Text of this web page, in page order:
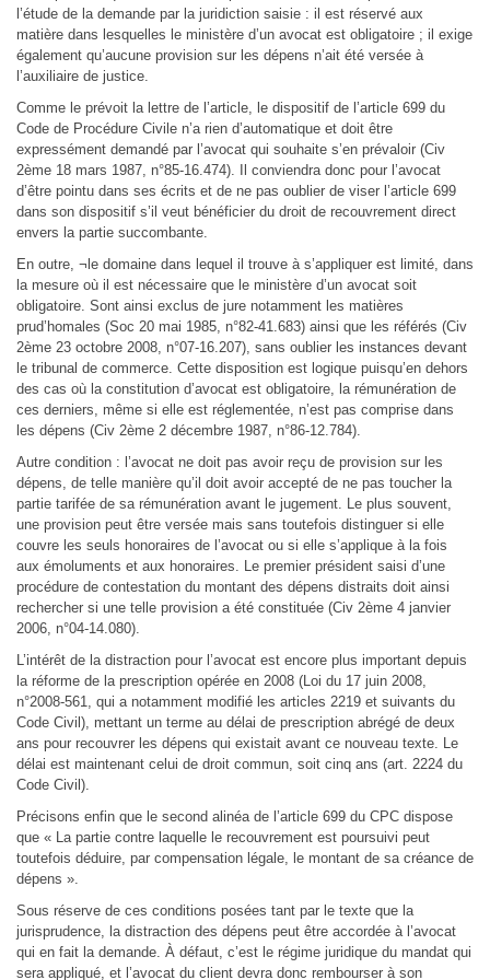
l’étude de la demande par la juridiction saisie : il est réservé aux
matière dans lesquelles le ministère d’un avocat est obligatoire ; il exige
également qu’aucune provision sur les dépens n’ait été versée à
l’auxiliaire de justice.
Comme le prévoit la lettre de l’article, le dispositif de l’article 699 du
Code de Procédure Civile n’a rien d’automatique et doit être
expressément demandé par l’avocat qui souhaite s’en prévaloir (Civ
2ème 18 mars 1987, n°85-16.474). Il conviendra donc pour l’avocat
d’être pointu dans ses écrits et de ne pas oublier de viser l’article 699
dans son dispositif s’il veut bénéficier du droit de recouvrement direct
envers la partie succombante.
En outre, ¬le domaine dans lequel il trouve à s’appliquer est limité, dans
la mesure où il est nécessaire que le ministère d’un avocat soit
obligatoire. Sont ainsi exclus de jure notamment les matières
prud’homales (Soc 20 mai 1985, n°82-41.683) ainsi que les référés (Civ
2ème 23 octobre 2008, n°07-16.207), sans oublier les instances devant
le tribunal de commerce. Cette disposition est logique puisqu’en dehors
des cas où la constitution d’avocat est obligatoire, la rémunération de
ces derniers, même si elle est réglementée, n’est pas comprise dans
les dépens (Civ 2ème 2 décembre 1987, n°86-12.784).
Autre condition : l’avocat ne doit pas avoir reçu de provision sur les
dépens, de telle manière qu’il doit avoir accepté de ne pas toucher la
partie tarifée de sa rémunération avant le jugement. Le plus souvent,
une provision peut être versée mais sans toutefois distinguer si elle
couvre les seuls honoraires de l’avocat ou si elle s’applique à la fois
aux émoluments et aux honoraires. Le premier président saisi d’une
procédure de contestation du montant des dépens distraits doit ainsi
rechercher si une telle provision a été constituée (Civ 2ème 4 janvier
2006, n°04-14.080).
L’intérêt de la distraction pour l’avocat est encore plus important depuis
la réforme de la prescription opérée en 2008 (Loi du 17 juin 2008,
n°2008-561, qui a notamment modifié les articles 2219 et suivants du
Code Civil), mettant un terme au délai de prescription abrégé de deux
ans pour recouvrer les dépens qui existait avant ce nouveau texte. Le
délai est maintenant celui de droit commun, soit cinq ans (art. 2224 du
Code Civil).
Précisons enfin que le second alinéa de l’article 699 du CPC dispose
que « La partie contre laquelle le recouvrement est poursuivi peut
toutefois déduire, par compensation légale, le montant de sa créance de
dépens ».
Sous réserve de ces conditions posées tant par le texte que la
jurisprudence, la distraction des dépens peut être accordée à l’avocat
qui en fait la demande. À défaut, c’est le régime juridique du mandat qui
sera appliqué, et l’avocat du client devra donc rembourser à son